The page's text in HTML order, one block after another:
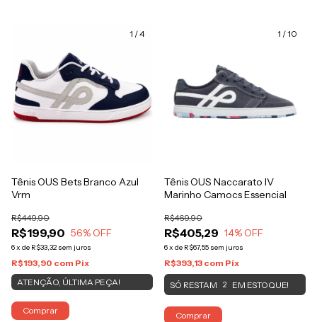
1 /4
Tênis OUS Bets Branco Azul
Vrm
R$199,90
R$449,90
56% OFF
6x de R$33,32 sem juros
R$193,90 com Pix
ATENÇÃO, ÚLTIMA PEÇA!
Comprar
1 /10
Tênis OUS Naccarato IV
Marinho Camocs Essencial
R$405,29
R$469,90
14% OFF
6x de R$67,55 sem juros
R$393,13 com Pix
SÓ RESTAM 2 EM ESTOQUE!
Comprar